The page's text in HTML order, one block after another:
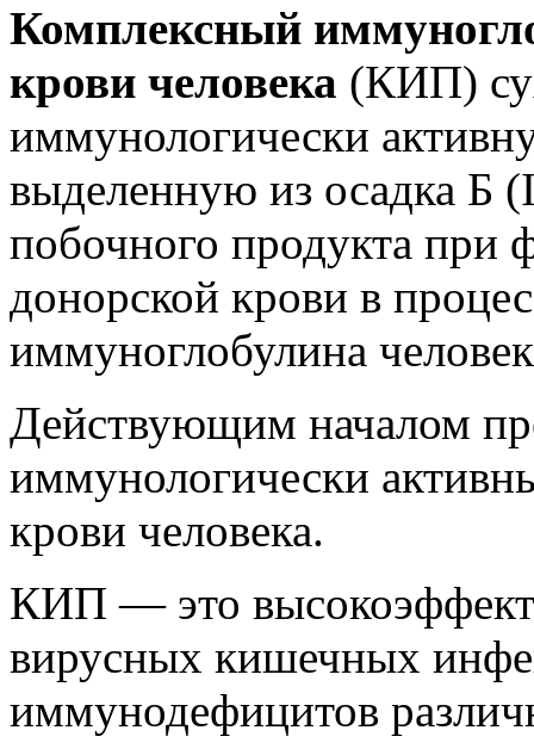
Комплексный
крови человека (КИП)
иммунологически
выделенную из осадка
побочного продукта при
донорской крови в
иммуноглобулина
Действующим началом
иммунологически
крови человека.
КИП — это
вирусных кишечных
иммунодефицитов